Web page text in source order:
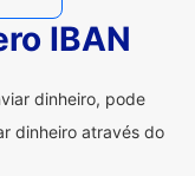
IBAN
dinheiro, pode
dinheiro através do